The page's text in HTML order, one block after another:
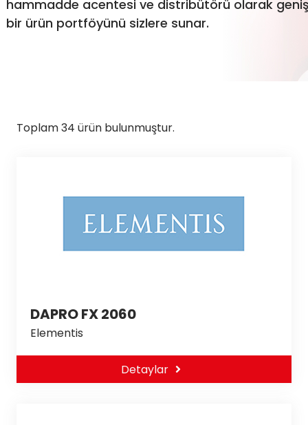
hammadde acentesi ve distribütörü olarak
bir ürün portföyünü sizlere sunar.
Toplam 34 ürün bulunmuştur.
DAPRO FX 2060
Elementis
Detaylar